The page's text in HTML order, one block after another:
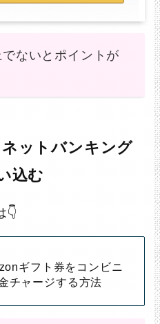
ないとポイントが
ットバンキング
込む
👇
ギフト券をコンビニ
チャージする方法